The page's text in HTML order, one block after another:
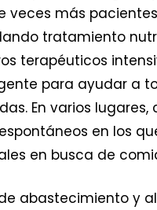
más
tratamiento
terapéuticos
para ayudar a
En varios
en los
en busca de
abastecimiento y